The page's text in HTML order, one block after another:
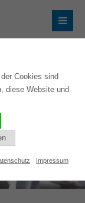
Cookies sind
diese Website und
Impressum